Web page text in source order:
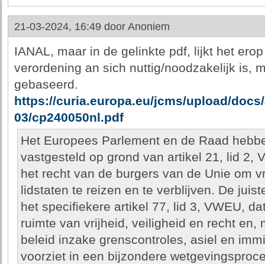
21-03-2024, 16:49 door Anoniem
IANAL, maar in de gelinkte pdf, lijkt het
verordening an sich nuttig/noodzakelijk is,
gebaseerd.
https://curia.europa.eu/jcms/upload/
03/cp240050nl.pdf
Het Europees Parlement en de Raad
vastgesteld op grond van artikel 21, lid 2,
het recht van de burgers van de Unie om
lidstaten te reizen en te verblijven. De
het specifiekere artikel 77, lid 3, VWEU,
ruimte van vrijheid, veiligheid en recht en,
beleid inzake grenscontroles, asiel en
voorziet in een bijzondere